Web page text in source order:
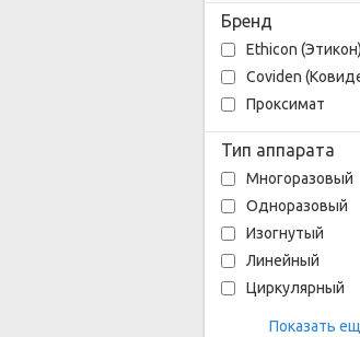
Бренд
Ethicon (Этикон)
Coviden
Проксимат
Тип аппарата
Многоразовый
Одноразовый
Изогнутый
Линейный
Циркулярный
Показать